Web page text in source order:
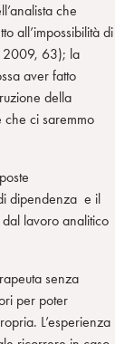
che
all’impossibilità di
2009, 63); la
aver fatto
della
che ci saremmo
dipendenza e il
lavoro analitico
senza
per poter
L’esperienza